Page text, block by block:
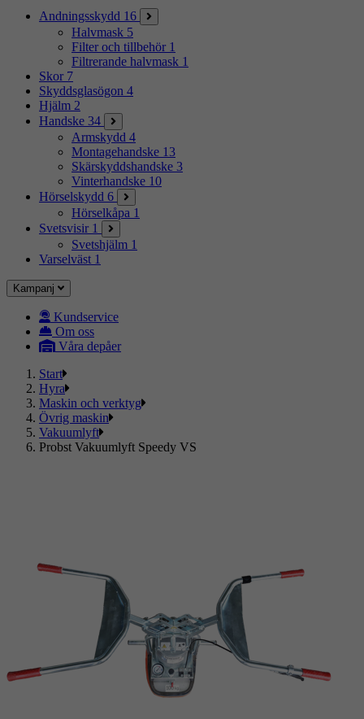
Andningsskydd 16
Halvmask 5
Filter och tillbehör 1
Filtrerande halvmask 1
Skor 7
Skyddsglasögon 4
Hjälm 2
Handske 34
Armskydd 4
Montagehandske 13
Skärskyddshandske 3
Vinterhandske 10
Hörselskydd 6
Hörselkåpa 1
Svetsvisir 1
Svetshjälm 1
Varselväst 1
Kampanj
Kundservice
Om oss
Våra depåer
Start
Hyra
Maskin och verktyg
Övrig maskin
Vakuumlyft
Probst Vakuumlyft Speedy VS